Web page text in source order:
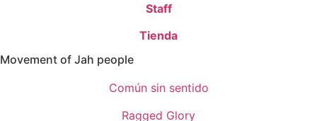
Staff
Tienda
Movement of Jah people
Común sin sentido
Ragged Glory